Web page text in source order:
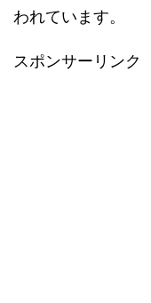
われています。
スポンサーリンク